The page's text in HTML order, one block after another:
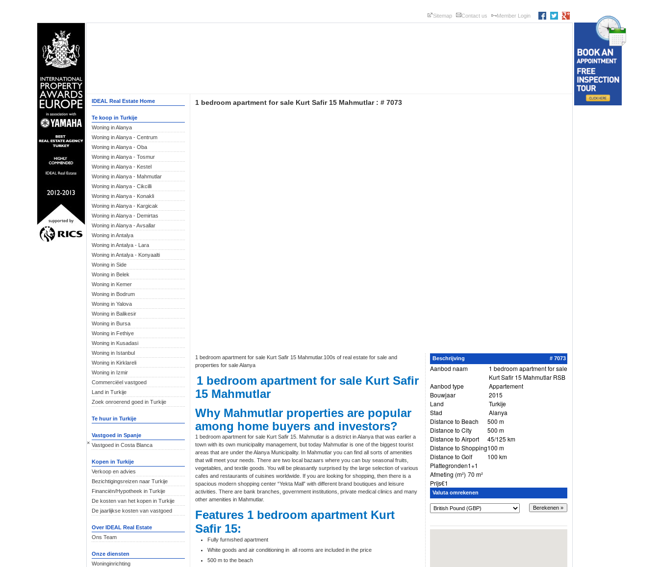
Sitemap Contact us Member Login
×
IDEAL Real Estate Home
Te koop in Turkije
Woning in Alanya
Woning in Alanya - Centrum
Woning in Alanya - Oba
Woning in Alanya - Tosmur
Woning in Alanya - Kestel
Woning in Alanya - Mahmutlar
Woning in Alanya - Cikcilli
Woning in Alanya - Konakli
Woning in Alanya - Kargicak
Woning in Alanya - Demirtas
Woning in Alanya - Avsallar
Woning in Antalya
Woning in Antalya - Lara
Woning in Antalya - Konyaalti
Woning in Side
Woning in Belek
Woning in Kemer
Woning in Bodrum
Woning in Yalova
Woning in Balikesir
Woning in Bursa
Woning in Fethiye
Woning in Kusadasi
Woning in Istanbul
Woning in Kirklareli
Woning in Izmir
Commerciëel vastgoed
Land in Turkije
Zoek onroerend goed in Turkije
Te huur in Turkije
Vastgoed in Spanje
Vastgoed in Costa Blanca
Kopen in Turkije
Verkoop en advies
Bezichtigingsreizen naar Turkije
Financiën/Hypotheek in Turkije
De kosten van het kopen in Turkije
De jaarlijkse kosten van vastgoed
Over IDEAL Real Estate
Ons Team
Onze diensten
Woninginrichting
1 bedroom apartment for sale Kurt Safir 15 Mahmutlar : # 7073
1 bedroom apartment for sale Kurt Safir 15 Mahmutlar.100s of real estate for sale and
properties for sale Alanya
1 bedroom apartment for sale Kurt Safir
15 Mahmutlar
Why Mahmutlar properties are popular
among home buyers and investors?
1 bedroom apartment for sale Kurt Safir 15. Mahmutlar is a district in Alanya that was earlier a
town with its own municipality management, but today Mahmutlar is one of the biggest tourist
areas that are under the Alanya Municipality. In Mahmutlar you can find all sorts of amenities
that will meet your needs. There are two local bazaars where you can buy seasonal fruits,
vegetables, and textile goods. You will be pleasantly surprised by the large selection of various
cafes and restaurants of cuisines worldwide. If you are looking for shopping, then there is a
spacious modern shopping center “Yekta Mall” with different brand boutiques and leisure
activities. There are bank branches, government institutions, private medical clinics and many
other amenities in Mahmutlar.
Features 1 bedroom apartment Kurt
Safir 15:
Fully furnıshed apartment
White goods and air conditioning in all rooms are included in the price
500 m to the beach
Beschrijving # 7073
Aanbod naam
1 bedroom apartment for sale
Kurt Safir 15 Mahmutlar RSB
Aanbod type
Appartement
Bouwjaar
2015
Land
Turkije
Stad
Alanya
Distance to Beach
500 m
Distance to City
500 m
Distance to Airport
45/125 km
Distance to Shopping100 m
Distance to Golf
100 km
Plattegronden1+1
Afmeting (m²) 70 m²
Prijs€1
Valuta omrekenen